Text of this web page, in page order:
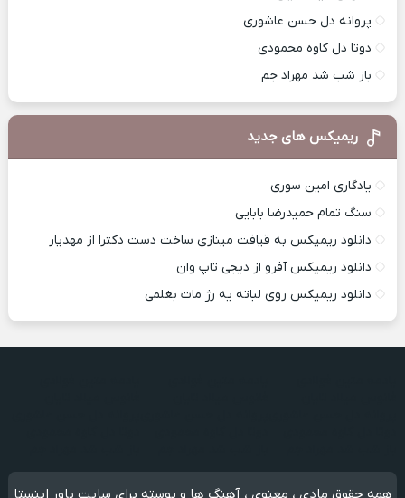
پروانه دل حسن عاشوری
دوتا دل کاوه محمودی
باز شب شد مهراد جم
ریمیکس های جدید
یادگاری امین سوری
سنگ تمام حمیدرضا بابایی
دانلود ریمیکس به قیافت مینازی ساخت دست دکترا از مهدیار
دانلود ریمیکس آفرو از ديجی تاپ وان
دانلود ریمیکس روی لباته یه رژ مات بغلمی
همه حقوق مادی ، معنوی ، آهنگ ها و پوسته برای سایت پاور اینستا